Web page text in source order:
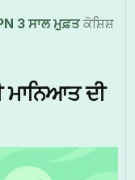
3 ਸਾਲ ਮੁਫ਼ਤਕੋਸ਼ਿਸ਼
ਮਾਨਿਆਤ ਦੀ